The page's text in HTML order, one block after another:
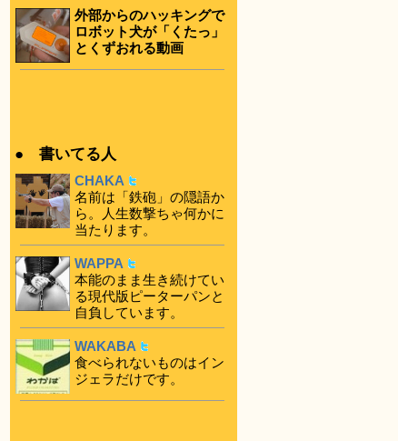
外部からのハッキングで
ロボット犬が「くたっ」
とくずおれる動画
● 書いてる人
CHAKA
名前は「鉄砲」の隠語か
ら。人生数撃ちゃ何かに
当たります。
WAPPA
本能のまま生き続けてい
る現代版ピーターパンと
自負しています。
WAKABA
食べられないものはイン
ジェラだけです。